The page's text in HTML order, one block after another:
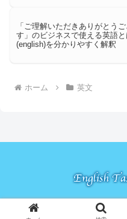
「ご理解いただきありがとうご
す」のビジネスで使える英語
(english)を分かりやすく解釈
ホーム 英文
© 2022 ETAF-